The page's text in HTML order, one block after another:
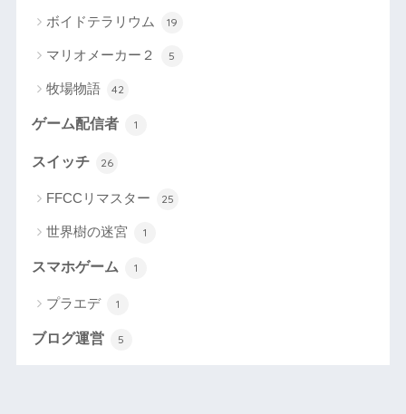
ボイドテラリウム 19
マリオメーカー２ 5
牧場物語 42
ゲーム配信者 1
スイッチ 26
FFCCリマスター 25
世界樹の迷宮 1
スマホゲーム 1
プラエデ 1
ブログ運営 5